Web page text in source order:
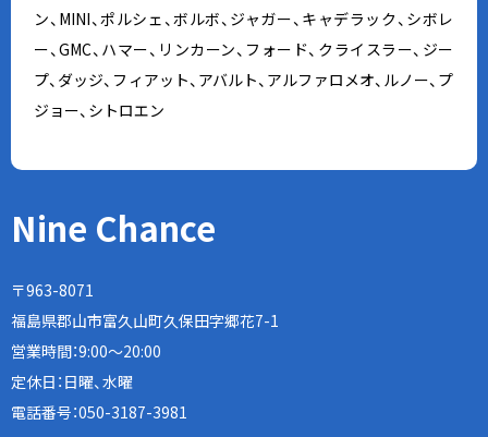
ン、MINI、ポルシェ、ボルボ、ジャガー、キャデラック、シボレ
ー、GMC、ハマー、リンカーン、フォード、クライスラー、ジー
プ、ダッジ、フィアット、アバルト、アルファロメオ、ルノー、プ
ジョー、シトロエン
Nine Chance
〒963-8071
福島県郡山市富久山町久保田字郷花7-1
営業時間：9:00〜20:00
定休日：日曜、水曜
電話番号：050-3187-3981